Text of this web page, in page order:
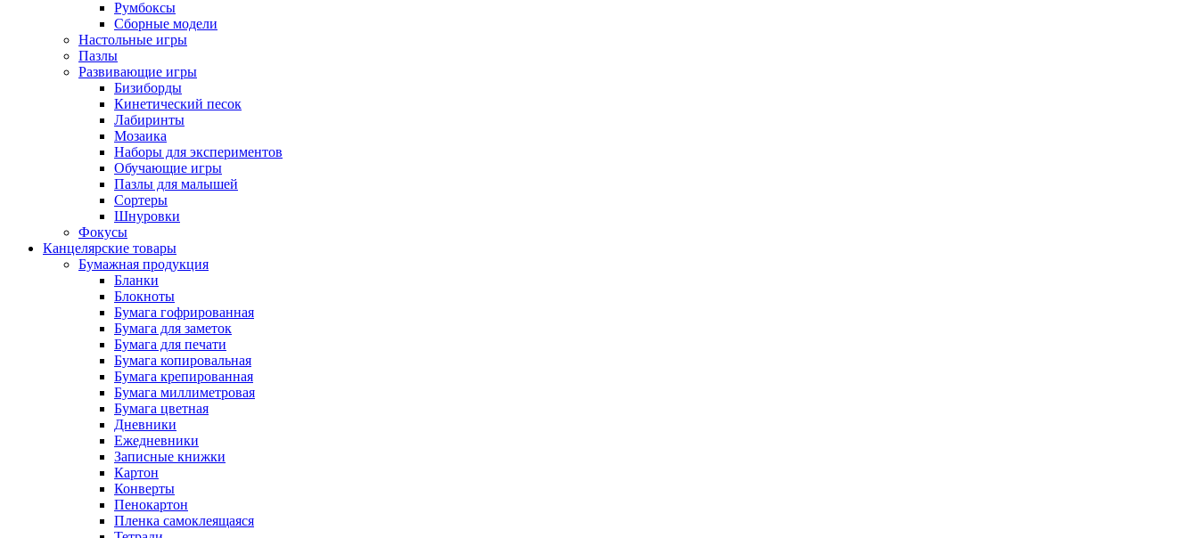
Румбоксы
Сборные модели
Настольные игры
Пазлы
Развивающие игры
Бизиборды
Кинетический песок
Лабиринты
Мозаика
Наборы для экспериментов
Обучающие игры
Пазлы для малышей
Сортеры
Шнуровки
Фокусы
Канцелярские товары
Бумажная продукция
Бланки
Блокноты
Бумага гофрированная
Бумага для заметок
Бумага для печати
Бумага копировальная
Бумага крепированная
Бумага миллиметровая
Бумага цветная
Дневники
Ежедневники
Записные книжки
Картон
Конверты
Пенокартон
Пленка самоклеящаяся